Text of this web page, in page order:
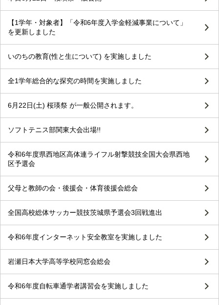
【1学年・対象者】「令和6年度入学金軽減事業について」
を更新しました
いのちの教育(性と生について) を実施しました
全1学年総合的な探究の時間を実施しました
6月22日(土) 桜瑛祭 が一般公開されます。
ソフトテニス部関東大会出場!!
令和6年度県西地区高体連ライフル射撃競技全国大会県西地
区予選会
父母と教師の会・後援会・体育後援会総会
全国高校総体サッカー競技茨城県予選会3回戦進出
令和6年度インターネット安全教室を実施しました
岩瀬日本大学高等学校同窓会総会
令和6年度自転車通学者講習会を実施しました